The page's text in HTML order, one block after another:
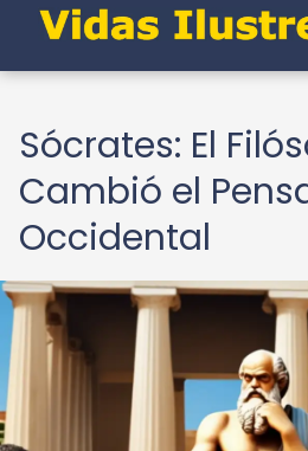
Sócrates: El
Cambió el
Occidental